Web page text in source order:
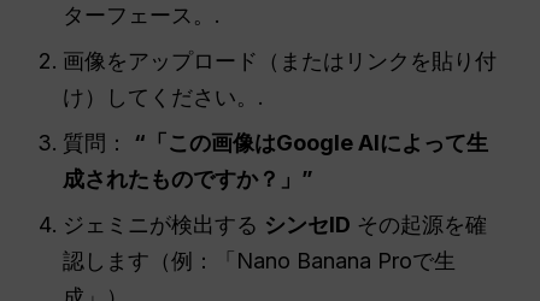
ターフェース。.
画像をアップロード（またはリンクを貼り付
け）してください。.
質問： “「この画像はGoogle AIによって生
成されたものですか？」”
ジェミニが検出する シンセID その起源を確
認します（例：「Nano Banana Proで生